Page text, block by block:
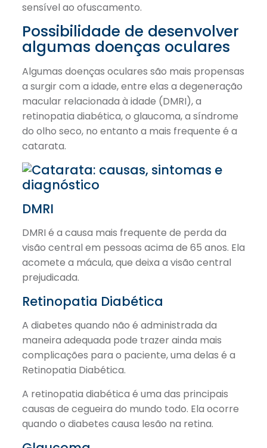
sensível ao ofuscamento.
Possibilidade de desenvolver
algumas doenças oculares
Algumas doenças oculares são mais propensas
a surgir com a idade, entre elas a degeneração
macular relacionada à idade (DMRI), a
retinopatia diabética, o glaucoma, a síndrome
do olho seco, no entanto a mais frequente é a
catarata.
DMRI
DMRI é a causa mais frequente de perda da
visão central em pessoas acima de 65 anos. Ela
acomete a mácula, que deixa a visão central
prejudicada.
Retinopatia Diabética
A diabetes quando não é administrada da
maneira adequada pode trazer ainda mais
complicações para o paciente, uma delas é a
Retinopatia Diabética.
A retinopatia diabética é uma das principais
causas de cegueira do mundo todo. Ela ocorre
quando o diabetes causa lesão na retina.